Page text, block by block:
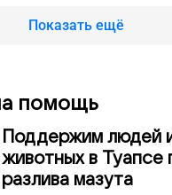
Показать ещё
помощь
Поддержим людей
животных в Туапсе
разлива мазута